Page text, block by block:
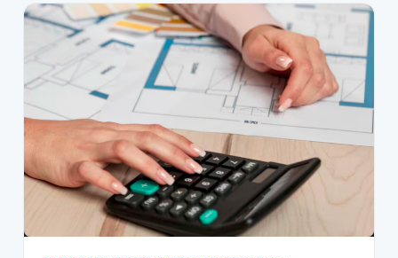
Blindagem
contra
imprevistos
garantia
de
tranquilidade